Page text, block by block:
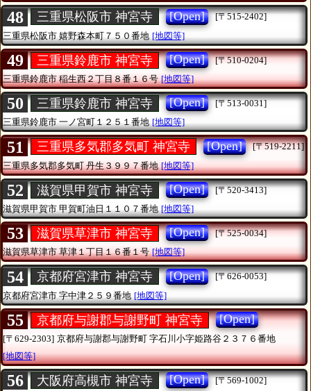
48 三重県松阪市 神宮寺 [Open]
[〒515-2402]
三重県松阪市 嬉野森本町７５０番地 [地図等]
49 三重県鈴鹿市 神宮寺 [Open]
[〒510-0204]
三重県鈴鹿市稲生西２丁目８番１６号 [地図等]
50 三重県鈴鹿市 神宮寺 [Open]
[〒513-0031]
三重県鈴鹿市一ノ宮町１２５１番地 [地図等]
51 三重県多気郡多気町 神宮寺 [Open]
[〒519-2211]
三重県多気郡多気町丹生３９９７番地 [地図等]
52 滋賀県甲賀市 神宮寺 [Open]
[〒520-3413]
滋賀県甲賀市甲賀町油日１１０７番地 [地図等]
53 滋賀県草津市 神宮寺 [Open]
[〒525-0034]
滋賀県草津市草津１丁目１６番１号 [地図等]
54 京都府宮津市 神宮寺 [Open]
[〒626-0053]
京都府宮津市 字中津２５９番地 [地図等]
55 京都府与謝郡与謝野町 神宮寺 [Open]
[〒629-2303] 京都府与謝郡与謝野町 字石川小字姫路谷２３７６番地
[地図等]
56 大阪府高槻市 神宮寺 [Open]
[〒569-1002]